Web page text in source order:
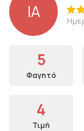
IA
5
Φαγητό
4
Τιμή